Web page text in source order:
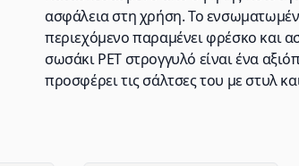
ασφάλεια στη χρήση. Το
περιεχόμενο παραμένει φρέσκο και
σωσάκι PET στρογγυλό είναι ένα
προσφέρει τις σάλτσες του με στυλ